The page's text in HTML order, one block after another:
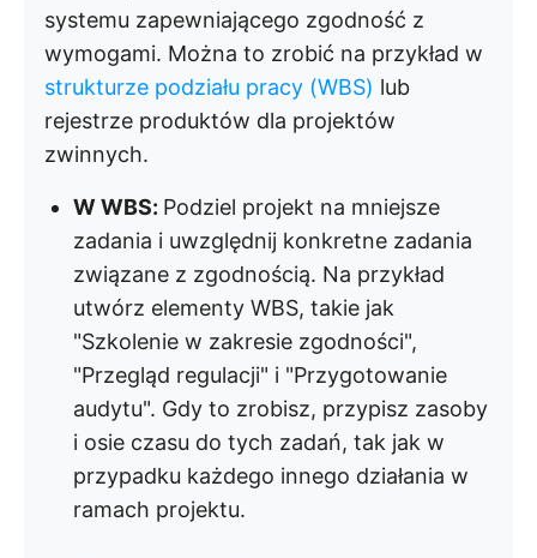
systemu zapewniającego zgodność z
wymogami. Można to zrobić na przykład w
strukturze podziału pracy (WBS) lub
rejestrze produktów dla projektów
zwinnych.
W WBS: Podziel projekt na mniejsze
zadania i uwzględnij konkretne zadania
związane z zgodnością. Na przykład
utwórz elementy WBS, takie jak
"Szkolenie w zakresie zgodności",
"Przegląd regulacji" i "Przygotowanie
audytu". Gdy to zrobisz, przypisz zasoby
i osie czasu do tych zadań, tak jak w
przypadku każdego innego działania w
ramach projektu.